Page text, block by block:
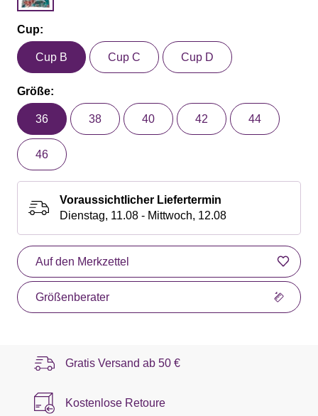
Cup:
Cup B Cup C Cup D
Größe:
36 38 40 42 44
46
Voraussichtlicher Liefertermin
Dienstag, 11.08 - Mittwoch, 12.08
Auf den Merkzettel
Größenberater
Gratis Versand ab 50 €
Kostenlose Retoure